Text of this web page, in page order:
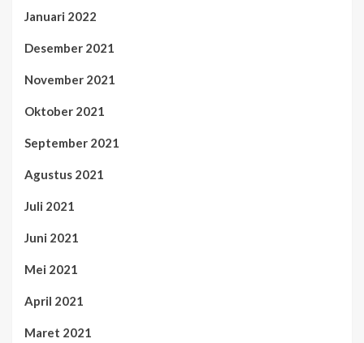
Januari 2022
Desember 2021
November 2021
Oktober 2021
September 2021
Agustus 2021
Juli 2021
Juni 2021
Mei 2021
April 2021
Maret 2021